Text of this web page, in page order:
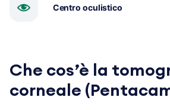
Che cos’è la
corneale
Centro oculistico